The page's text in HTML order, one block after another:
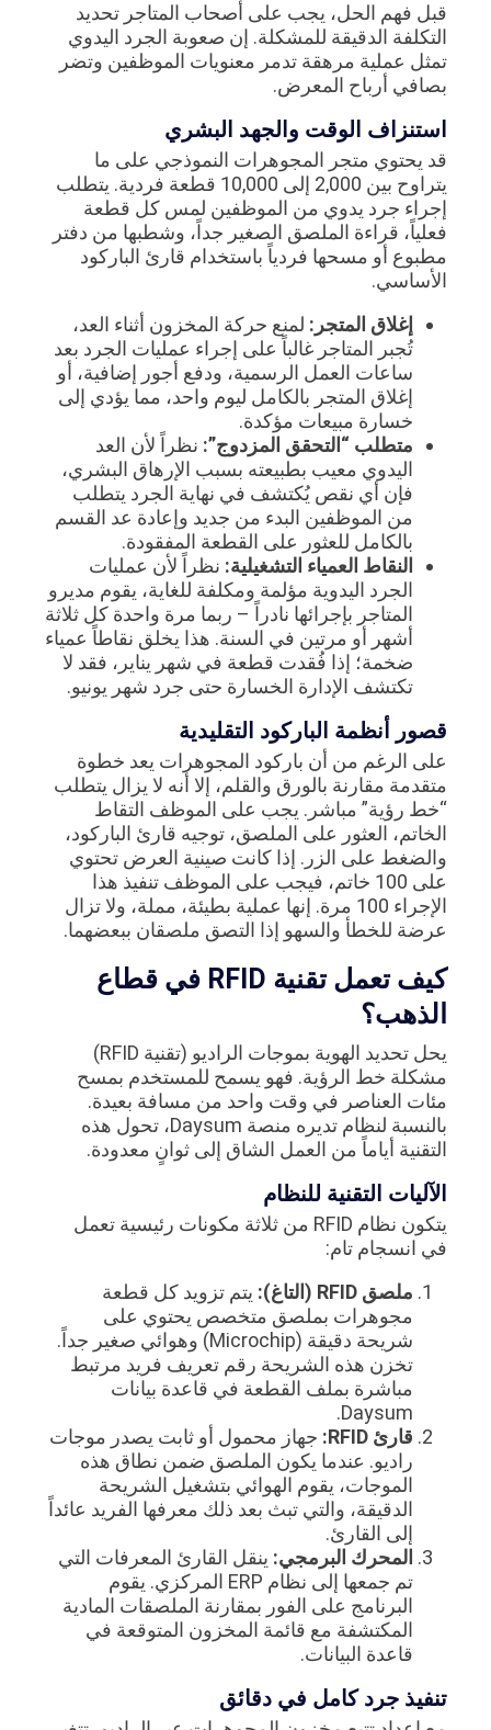
قبل فهم الحل، يجب على أصحاب المتاجر تحديد
التكلفة الدقيقة للمشكلة. إن صعوبة الجرد اليدوي
تمثل عملية مرهقة تدمر معنويات الموظفين وتضر
بصافي أرباح المعرض.
استنزاف الوقت والجهد البشري
قد يحتوي متجر المجوهرات النموذجي على ما
يتراوح بين 2,000 إلى 10,000 قطعة فردية. يتطلب
إجراء جرد يدوي من الموظفين لمس كل قطعة
فعلياً، قراءة الملصق الصغير جداً، وشطبها من دفتر
مطبوع أو مسحها فردياً باستخدام قارئ الباركود
الأساسي.
إغلاق المتجر: لمنع حركة المخزون أثناء العد،
تُجبر المتاجر غالباً على إجراء عمليات الجرد بعد
ساعات العمل الرسمية، ودفع أجور إضافية، أو
إغلاق المتجر بالكامل ليوم واحد، مما يؤدي إلى
خسارة مبيعات مؤكدة.
متطلب “التحقق المزدوج”: نظراً لأن العد
اليدوي معيب بطبيعته بسبب الإرهاق البشري،
فإن أي نقص يُكتشف في نهاية الجرد يتطلب
من الموظفين البدء من جديد وإعادة عد القسم
بالكامل للعثور على القطعة المفقودة.
النقاط العمياء التشغيلية: نظراً لأن عمليات
الجرد اليدوية مؤلمة ومكلفة للغاية، يقوم مديرو
المتاجر بإجرائها نادراً – ربما مرة واحدة كل ثلاثة
أشهر أو مرتين في السنة. هذا يخلق نقاطاً عمياء
ضخمة؛ إذا فُقدت قطعة في شهر يناير، فقد لا
تكتشف الإدارة الخسارة حتى جرد شهر يونيو.
قصور أنظمة الباركود التقليدية
على الرغم من أن باركود المجوهرات يعد خطوة
متقدمة مقارنة بالورق والقلم، إلا أنه لا يزال يتطلب
“خط رؤية” مباشر. يجب على الموظف التقاط
الخاتم، العثور على الملصق، توجيه قارئ الباركود،
والضغط على الزر. إذا كانت صينية العرض تحتوي
على 100 خاتم، فيجب على الموظف تنفيذ هذا
الإجراء 100 مرة. إنها عملية بطيئة، مملة، ولا تزال
عرضة للخطأ والسهو إذا التصق ملصقان ببعضهما.
كيف تعمل تقنية RFID في قطاع
الذهب؟
يحل تحديد الهوية بموجات الراديو (تقنية RFID)
مشكلة خط الرؤية. فهو يسمح للمستخدم بمسح
مئات العناصر في وقت واحد من مسافة بعيدة.
بالنسبة لنظام تديره منصة Daysum، تحول هذه
التقنية أياماً من العمل الشاق إلى ثوانٍ معدودة.
الآليات التقنية للنظام
يتكون نظام RFID من ثلاثة مكونات رئيسية تعمل
في انسجام تام:
ملصق RFID (التاغ):
يتم تزويد كل قطعة
مجوهرات بملصق متخصص يحتوي على
شريحة دقيقة (Microchip) وهوائي صغير جداً.
تخزن هذه الشريحة رقم تعريف فريد مرتبط
مباشرة بملف القطعة في قاعدة بيانات
Daysum.
قارئ RFID:
جهاز محمول أو ثابت يصدر موجات
راديو. عندما يكون الملصق ضمن نطاق هذه
الموجات، يقوم الهوائي بتشغيل الشريحة
الدقيقة، والتي تبث بعد ذلك معرفها الفريد عائداً
إلى القارئ.
المحرك البرمجي: ينقل القارئ المعرفات التي
تم جمعها إلى نظام ERP المركزي. يقوم
البرنامج على الفور بمقارنة الملصقات المادية
المكتشفة مع قائمة المخزون المتوقعة في
قاعدة البيانات.
تنفيذ جرد كامل في دقائق